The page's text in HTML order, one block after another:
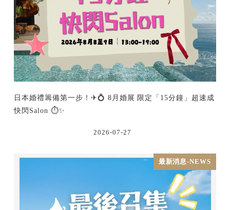
日本婚禮籌備第一步！✈💍 8月婚展 限定「15分鐘」超速成
快閃Salon ⏱️✨
2026-07-27
最新消息-NEWS